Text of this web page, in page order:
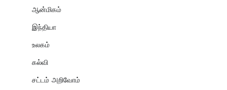
ஆன்மிகம்
இந்தியா
உலகம்
கல்வி
சட்டம் அறிவோம்